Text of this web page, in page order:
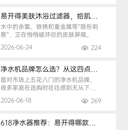
易开得美肤沐浴过滤器，给肌肤纯净呵护
水中的余氯、铁锈和重金属等“隐形刺
客”，正在悄悄破坏你的皮肤屏障。
2026-06-24
224
净水机品牌怎么选？从这四点入手，避开90%的选购陷阱
面对市场上五花八门的净水机品牌，
很多家庭在选购时往往感到无从下
手。
2026-06-18 269
618净水器推荐：易开得哪款最适合你？